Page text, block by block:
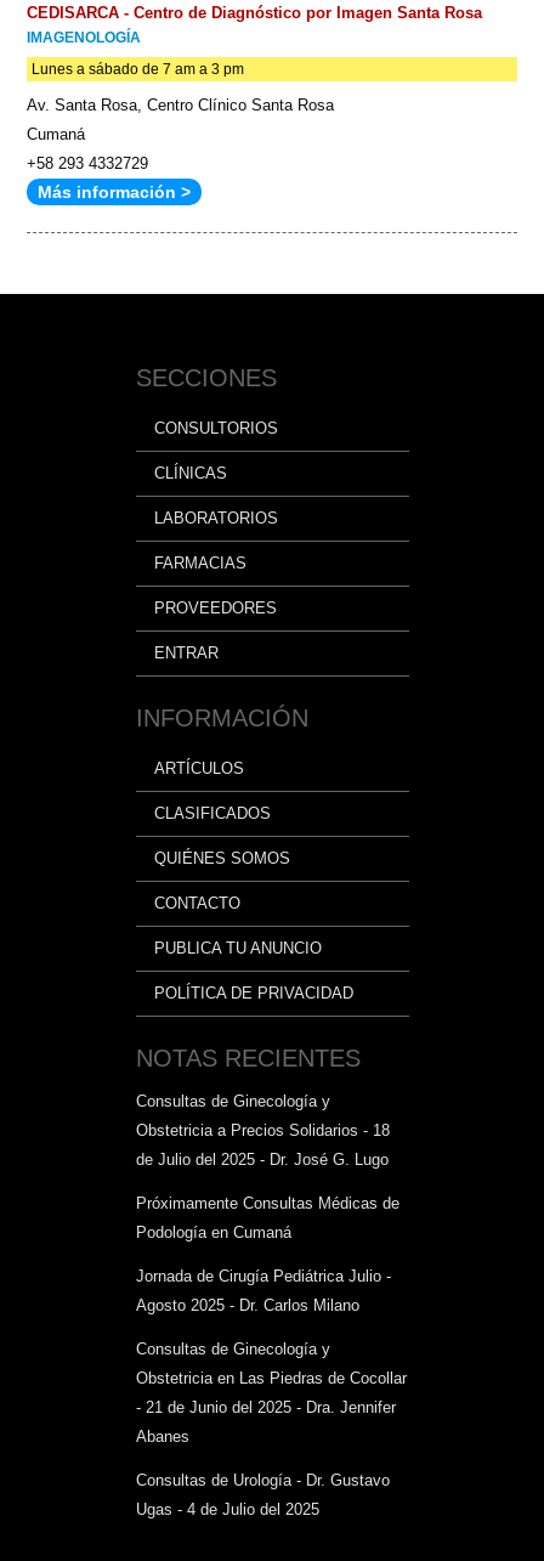
CEDISARCA - Centro de Diagnóstico por Imagen Santa Rosa
IMAGENOLOGÍA
Lunes a sábado de 7 am a 3 pm
Av. Santa Rosa, Centro Clínico Santa Rosa
Cumaná
+58 293 4332729
Más información >
SECCIONES
CONSULTORIOS
CLÍNICAS
LABORATORIOS
FARMACIAS
PROVEEDORES
ENTRAR
INFORMACIÓN
ARTÍCULOS
CLASIFICADOS
QUIÉNES SOMOS
CONTACTO
PUBLICA TU ANUNCIO
POLÍTICA DE PRIVACIDAD
NOTAS RECIENTES
Consultas de Ginecología y
Obstetricia a Precios Solidarios - 18
de Julio del 2025 - Dr. José G. Lugo
Próximamente Consultas Médicas de
Podología en Cumaná
Jornada de Cirugía Pediátrica Julio -
Agosto 2025 - Dr. Carlos Milano
Consultas de Ginecología y
Obstetricia en Las Piedras de Cocollar
- 21 de Junio del 2025 - Dra. Jennifer
Abanes
Consultas de Urología - Dr. Gustavo
Ugas - 4 de Julio del 2025